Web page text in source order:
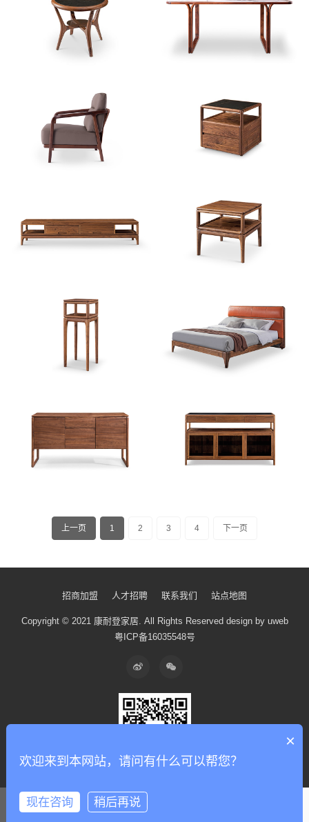
上一页 1 2 3 4 下一页
招商加盟 人才招聘 联系我们 站点地图
Copyright © 2021 康耐登家居. All Rights Reserved design by uweb
粤ICP备16035548号
×
欢迎来到本网站，请问有什么可以帮您？
现在咨询 稍后再说